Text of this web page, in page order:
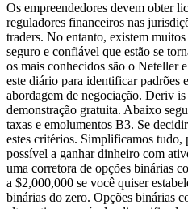
Os empreendedores devem obter
reguladores financeiros nas
traders. No entanto, existem
seguro e confiável que estão se
os mais conhecidos são o Neteller
este diário para identificar padrões
abordagem de negociação. Deriv
demonstração gratuita. Abaixo
taxas e emolumentos B3. Se
estes critérios. Simplificamos tudo,
possível a ganhar dinheiro com
uma corretora de opções binárias
a $2,000,000 se você quiser
binárias do zero. Opções binárias